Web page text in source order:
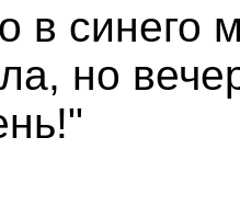
в синего
но